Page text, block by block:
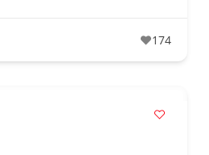
174